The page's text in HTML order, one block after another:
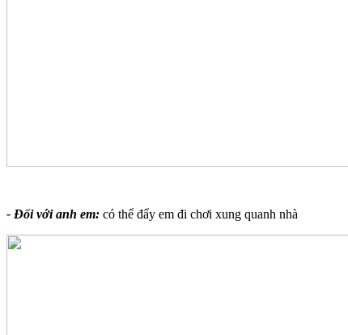
- Đối với anh em: có thể đẩy em đi chơi xung quanh nhà